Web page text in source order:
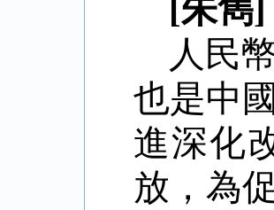
[朱雋]
人民
也是中
進深化
放，為